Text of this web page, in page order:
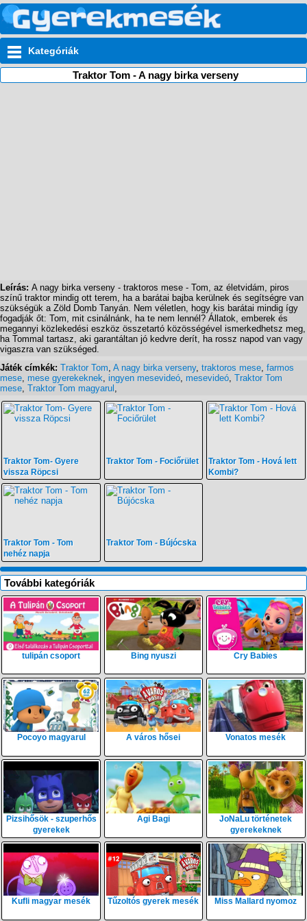
Kategóriák
Traktor Tom - A nagy birka verseny
Leírás: A nagy birka verseny - traktoros mese - Tom, az életvidám, piros
színű traktor mindig ott terem, ha a barátai bajba kerülnek és segítségre van
szükségük a Zöld Domb Tanyán. Nem véletlen, hogy kis barátai mindig így
fogadják őt: Tom, mit csinálnánk, ha te nem lennél? Állatok, emberek és
megannyi közlekedési eszköz összetartó közösségével ismerkedhetsz meg,
ha Tommal tartasz, aki garantáltan jó kedvre derít, ha rossz napod van vagy
vigaszra van szükséged.
Játék címkék: Traktor Tom, A nagy birka verseny, traktoros mese, farmos
mese, mese gyerekeknek, ingyen mesevideó, mesevideó, Traktor Tom
mese, Traktor Tom magyarul ,
Traktor Tom- Gyere
vissza Röpcsi
Traktor Tom - Fociőrület
Traktor Tom - Hová lett
Kombi?
Traktor Tom - Tom
nehéz napja
Traktor Tom - Bújócska
További kategóriák
tulipán csoport Bing nyuszi Cry Babies
Pocoyo magyarul A város hősei Vonatos mesék
Pizsihősök - szuperhős
gyerekek
Agi Bagi
JoNaLu történetek
gyerekeknek
Kufli magyar mesék Tűzoltós gyerek mesék Miss Mallard nyomoz